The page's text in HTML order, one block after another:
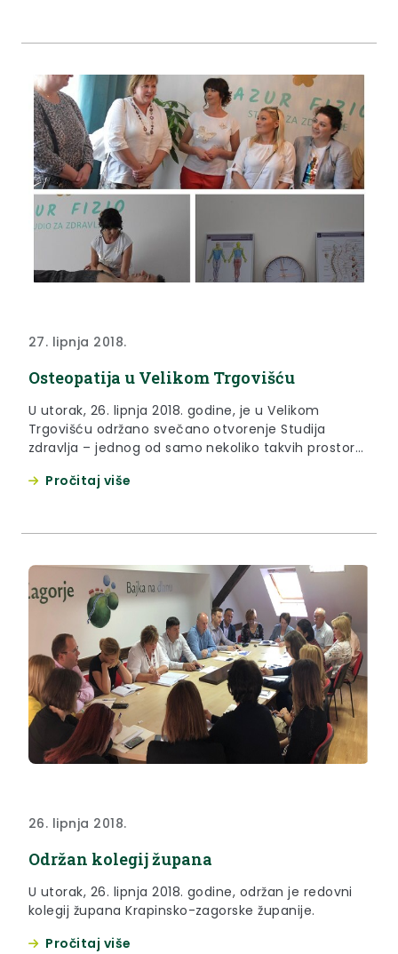
27. lipnja 2018.
Osteopatija u Velikom Trgovišću
U utorak, 26. lipnja 2018. godine, je u Velikom
Trgovišću održano svečano otvorenje Studija
zdravlja – jednog od samo nekoliko takvih prostora
primjenjuju osteopatski tretmani.
Pročitaj više
26. lipnja 2018.
Održan kolegij župana
U utorak, 26. lipnja 2018. godine, održan je redovni
kolegij župana Krapinsko-zagorske županije.
Pročitaj više